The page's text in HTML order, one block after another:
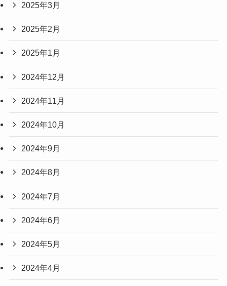
2025年3月
2025年2月
2025年1月
2024年12月
2024年11月
2024年10月
2024年9月
2024年8月
2024年7月
2024年6月
2024年5月
2024年4月